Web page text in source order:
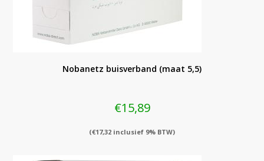
Nobanetz buisverband (maat 5,5)
€15,89
(€17,32 inclusief 9% BTW)